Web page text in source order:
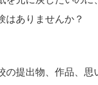
ありませんか？
の提出物、作品、思